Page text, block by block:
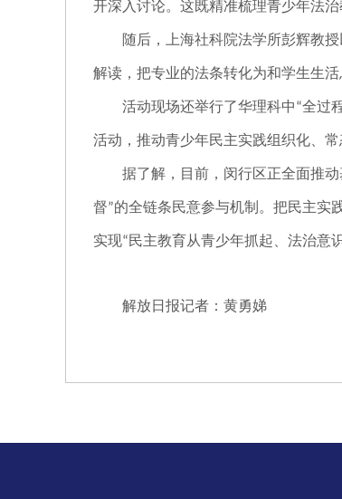
开深入讨论。这既精准梳理青少年法
随后，上海社科院法学所彭辉教
解读，把专业的法条转化为和学生生
活动现场还举行了华理科中“全过
活动，推动青少年民主实践组织化、常
据了解，目前，闵行区正全面推
督”的全链条民意参与机制。把民主实
实现“民主教育从青少年抓起、法治意
解放日报记者：黄勇娣